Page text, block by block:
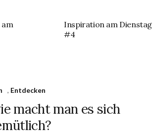
am
Inspiration am Dienstag
#4
, Entdecken
macht man es sich